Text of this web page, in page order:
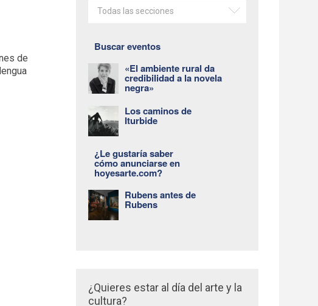
de
Todas las secciones
Buscar eventos
«El ambiente rural da
credibilidad a la novela
negra»
Los caminos de
Iturbide
¿Le gustaría saber
cómo anunciarse en
hoyesarte.com?
Rubens antes de
Rubens
¿Quieres estar al día del arte y la
cultura?